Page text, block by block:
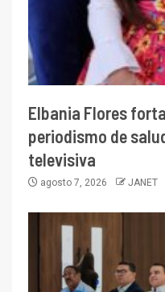
Elbania Flores
periodismo de
televisiva
agosto 7, 2026 JANET